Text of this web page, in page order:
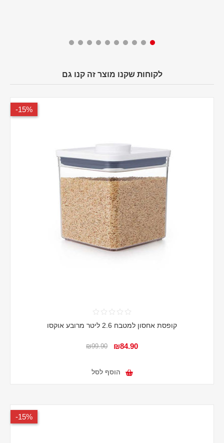
לקוחות שקנו מוצר זה קנו גם
15%-
קופסת אחסון למטבח 2.6 ליטר מרובע אוקסו
₪84.90
₪99.90
הוסף לסל
15%-